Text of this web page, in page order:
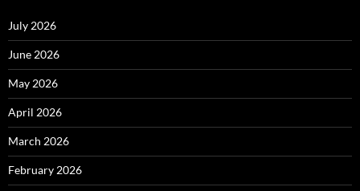
July 2026
June 2026
May 2026
April 2026
March 2026
February 2026